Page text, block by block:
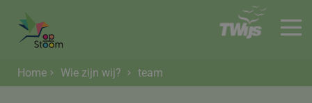
HOME
Home Wie zijn wij? team